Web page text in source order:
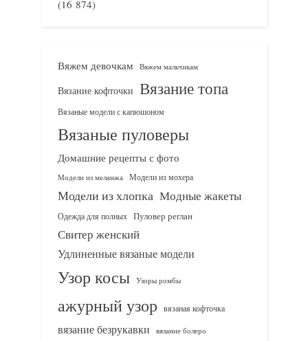
(16 874)
Вяжем девочкам Вяжем мальчикам
Вязание кофточки Вязание топа
Вязаные модели с капюшоном
Вязаные пуловеры
Домашние рецепты с фото
Модели из меланжа Модели из мохера
Модели из хлопка Модные жакеты
Одежда для полных Пуловер реглан
Свитер женский
Удлиненные вязаные модели
Узор косы Узоры ромбы
ажурный узор вязаная кофточка
вязание безрукавки вязание болеро